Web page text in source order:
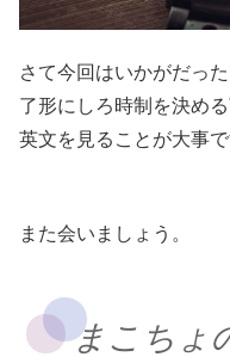
さて今回はいかがだっ
了形にしろ時制を決め
英文を見ることが大事で
また会いましょう。
まこちょ